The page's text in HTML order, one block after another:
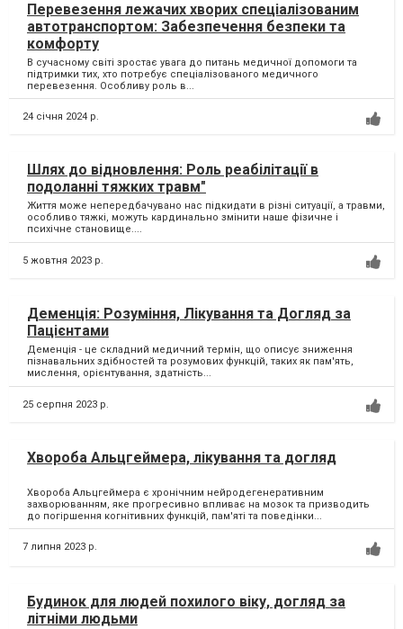
Перевезення лежачих хворих спеціалізованим
автотранспортом: Забезпечення безпеки та
комфорту
В сучасному світі зростає увага до питань медичної допомоги та
підтримки тих, хто потребує спеціалізованого медичного
перевезення. Особливу роль в...
24 січня 2024 р.
Шлях до відновлення: Роль реабілітації в
подоланні тяжких травм"
Життя може непередбачувано нас підкидати в різні ситуації, а травми,
особливо тяжкі, можуть кардинально змінити наше фізичне і
психічне становище....
5 жовтня 2023 р.
Деменція: Розуміння, Лікування та Догляд за
Пацієнтами
Деменція - це складний медичний термін, що описує зниження
пізнавальних здібностей та розумових функцій, таких як пам'ять,
мислення, орієнтування, здатність...
25 серпня 2023 р.
Хвороба Альцгеймера, лікування та догляд
Хвороба Альцгеймера є хронічним нейродегенеративним
захворюванням, яке прогресивно впливає на мозок та призводить
до погіршення когнітивних функцій, пам'яті та поведінки...
7 липня 2023 р.
Будинок для людей похилого віку, догляд за
літніми людьми